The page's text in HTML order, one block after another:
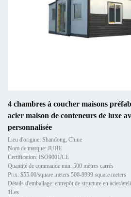
4 chambres à coucher maisons
acier maison de conteneurs de luxe
personnalisée
Lieu d'origine: Shandong, Chine
Nom de marque: JUHE
Certification: ISO9001/CE
Quantité de commande min: 500 mètres carrés
Prix: $55.00/square meters 500-9999 square meters
1Les